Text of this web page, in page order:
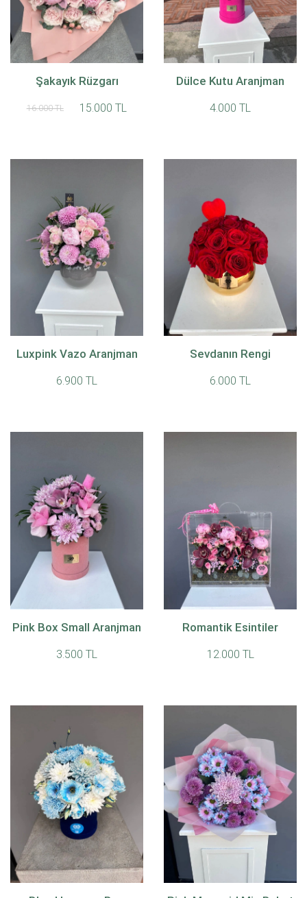
Şakayık Rüzgarı
16.000 TL 15.000 TL
Dülce Kutu Aranjman
4.000 TL
Luxpink Vazo Aranjman
6.900 TL
Sevdanın Rengi
6.000 TL
Pink Box Small Aranjman
3.500 TL
Romantik Esintiler
12.000 TL